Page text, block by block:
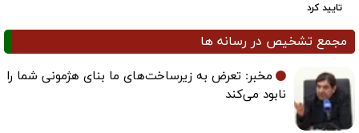
تایید کرد
مجمع تشخیص در رسانه ها
مخبر: تعرض به زیرساخت‌های ما بنای هژمونی شما را
نابود می‌کند